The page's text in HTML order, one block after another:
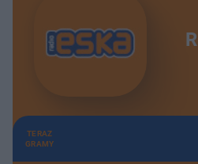
TERAZ
GRAMY